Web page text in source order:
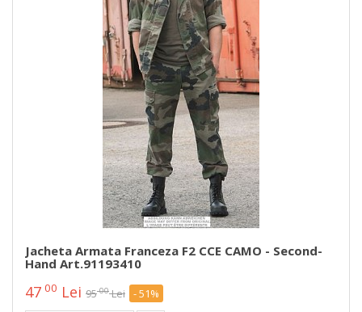
Jacheta Armata Franceza F2 CCE CAMO - Second-
Hand Art.91193410
47 00 Lei 9500 Lei - 51%